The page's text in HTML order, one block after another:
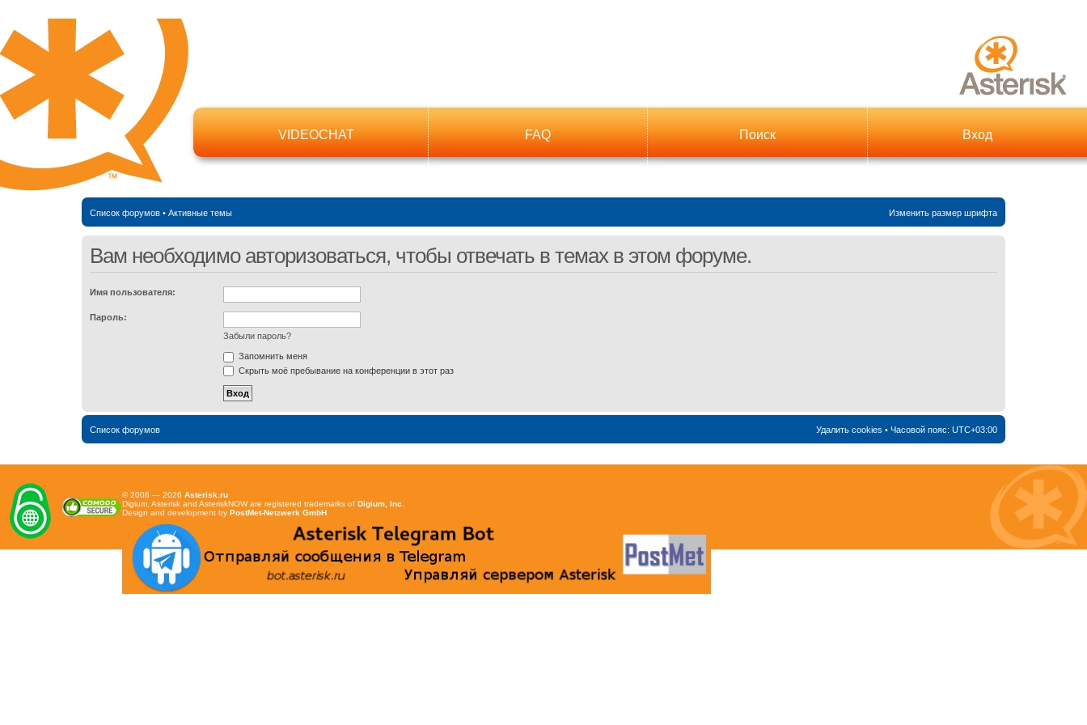
VIDEOCHAT FAQ Поиск Вход
Список форумов• Активные темы Изменить размер шрифта
Вам необходимо авторизоваться, чтобы отвечать в темах в этом форуме.
Имя пользователя:
Пароль:
Забыли пароль?
Запомнить меня
Скрыть моё пребывание на конференции в этот раз
Список форумов Удалить cookies • Часовой пояс:UTC+03:00
© 2008 — 2026 Asterisk.ru
Digium, Asterisk and AsteriskNOW are registered trademarks of Digium, Inc.
Design and development by PostMet-Netzwerk GmbH